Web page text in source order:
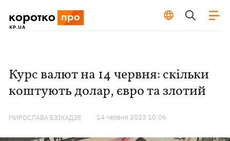
Курс валют на 14 червня: скільки
коштують долар, євро та злотий
МИРОСЛАВА БЗІКАДЗЕ 14 червня 2023 10:06